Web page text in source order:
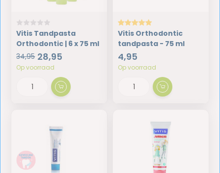
Vitis Tandpasta
Orthodontic | 6 x 75 ml
34,95 28,95
Op voorraad
Vitis Orthodontic
tandpasta - 75 ml
4,95
Op voorraad